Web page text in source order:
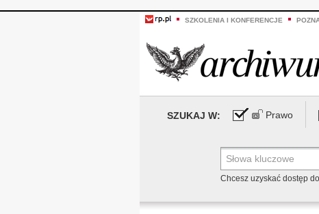
SZKOLENIA I KONFERENCJE
SZUKAJ W: Prawo
Chcesz uzyskać dostęp